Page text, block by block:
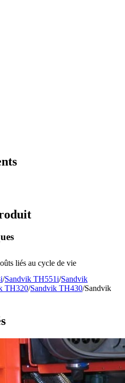
liés au cycle de vie
/Sandvik TH551i/Sandvik
TH320/Sandvik TH430/Sandvik